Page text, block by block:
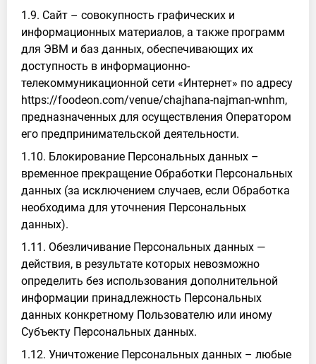
1.9. Сайт – совокупность графических и
информационных материалов, а также программ
для ЭВМ и баз данных, обеспечивающих их
доступность в информационно-
телекоммуникационной сети «Интернет» по адресу
https://foodeon.com/venue/chajhana-najman-wnhm,
предназначенных для осуществления Оператором
его предпринимательской деятельности.
1.10. Блокирование Персональных данных –
временное прекращение Обработки Персональных
данных (за исключением случаев, если Обработка
необходима для уточнения Персональных
данных).
1.11. Обезличивание Персональных данных —
действия, в результате которых невозможно
определить без использования дополнительной
информации принадлежность Персональных
данных конкретному Пользователю или иному
Субъекту Персональных данных.
1.12. Уничтожение Персональных данных – любые